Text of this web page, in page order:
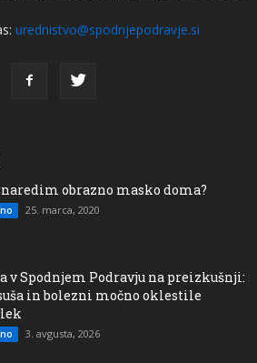
urednistvo@spodnjepodravje.si
obrazno masko doma?
25. marca, 2020
v Spodnjem Podravju na preizkušnji:
in bolezni močno oklestile
3. avgusta, 2026